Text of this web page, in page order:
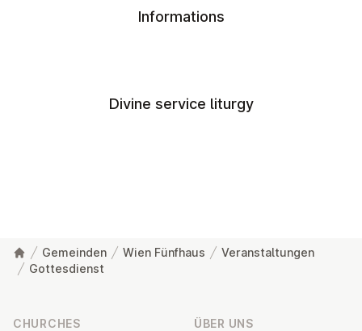
Informations
Divine service liturgy
Gemeinden Wien Fünfhaus
Veranstaltungen
Gottesdienst
CHURCHES ÜBER UNS